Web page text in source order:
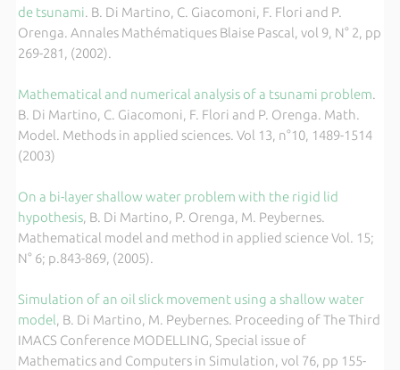
de tsunami. B. Di Martino, C. Giacomoni, F. Flori and P.
Orenga. Annales Mathématiques Blaise Pascal, vol 9, N° 2, pp
269-281, (2002).
Mathematical and numerical analysis of a tsunami problem.
B. Di Martino, C. Giacomoni, F. Flori and P. Orenga. Math.
Model. Methods in applied sciences. Vol 13, n°10, 1489-1514
(2003)
On a bi-layer shallow water problem with the rigid lid
hypothesis, B. Di Martino, P. Orenga, M. Peybernes.
Mathematical model and method in applied science Vol. 15;
N° 6; p.843-869, (2005).
Simulation of an oil slick movement using a shallow water
model, B. Di Martino, M. Peybernes. Proceeding of The Third
IMACS Conference MODELLING, Special issue of
Mathematics and Computers in Simulation, vol 76, pp 155-